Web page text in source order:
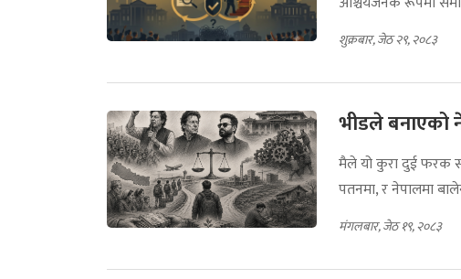
शुक्रबार, जेठ २९, २०८३
भीडले बनाएको
मैले यो कुरा दुई फरक
पतनमा, र नेपालमा
मंगलबार, जेठ १९, २०८३